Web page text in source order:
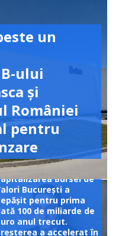
un
ului
și
României
pentru
Bursei de
București a
pentru prima
100 de miliarde de
anul trecut.
a accelerat în